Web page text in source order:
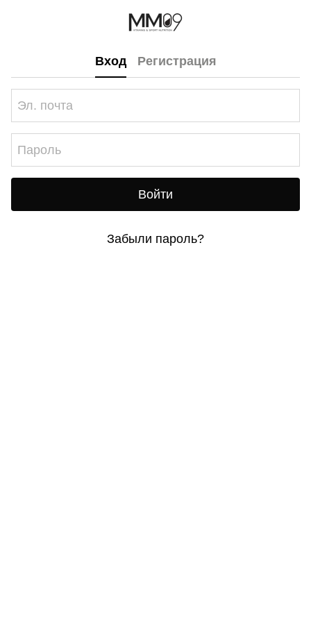
Вход Регистрация
Войти
Забыли пароль?